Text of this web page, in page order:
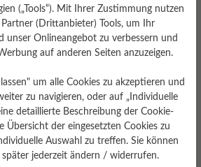
(„Tools“). Mit Ihrer Zustimmung nutzen
(Drittanbieter) Tools, um Ihr
unser Onlineangebot zu verbessern und
auf anderen Seiten anzuzeigen.
um alle Cookies zu akzeptieren und
zu navigieren, oder auf „Individuelle
detaillierte Beschreibung der Cookie-
Übersicht der eingesetzten Cookies zu
Auswahl zu treffen. Sie können
später jederzeit ändern / widerrufen.